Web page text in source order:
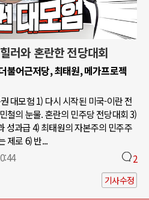
러와 혼란한 전당대회
불어근저당, 최태원, 메가프로젝
대모험 1) 다시 시작된 미국-이란 전
철의 눈물. 혼란의 민주당 전당대회 3)
성과급 4) 최태원의 자본주의 민주주
제로 6) 반...
2
기사수정